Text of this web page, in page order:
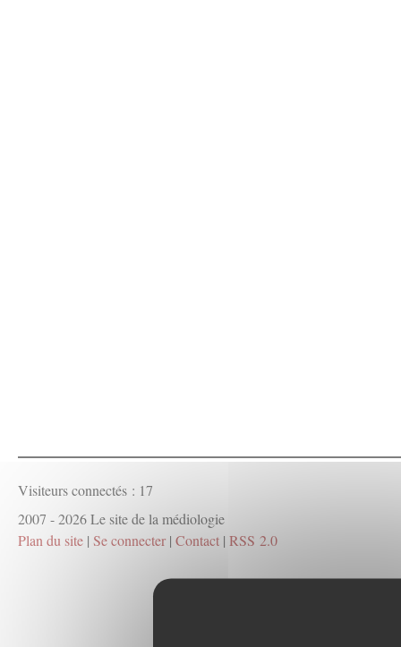
Visiteurs connectés : 17
2007 - 2026 Le site de la médiologie
Plan du site | Se connecter | Contact | RSS 2.0